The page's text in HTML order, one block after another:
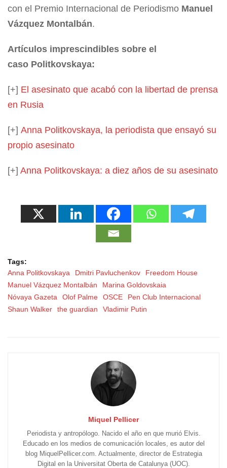
con el Premio Internacional de Periodismo Manuel
Vázquez Montalbán.
Artículos imprescindibles sobre el
caso Politkovskaya:
[+] El asesinato que acabó con la libertad de prensa
en Rusia
[+] Anna Politkovskaya, la periodista que ensayó su
propio asesinato
[+] Anna Politkovskaya: a diez años de su asesinato
Tags:
Anna Politkovskaya
Dmitri Pavluchenkov
Freedom House
Manuel Vázquez Montalbán
Marina Goldovskaia
Nóvaya Gazeta
Olof Palme OSCE
Pen Club Internacional
Shaun Walker
the guardian Vladimir Putin
Miquel Pellicer
Periodista y antropólogo. Nacido el año en que murió Elvis.
Educado en los medios de comunicación locales, es autor del
blog MiquelPellicer.com. Actualmente, director de Estrategia
Digital en la Universitat Oberta de Catalunya (UOC).